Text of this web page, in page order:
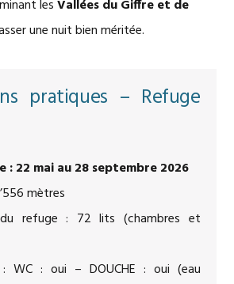
lesVallées du Giffre et de
une nuit bien méritée.
pratiques – Refuge
: 22 mai au 28 septembre 2026
mètres
refuge : 72 lits (chambres et
: WC : oui – DOUCHE : oui (eau